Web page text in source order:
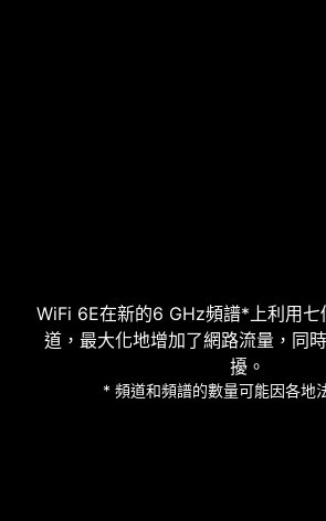
WiFi 6E在新的6 GHz頻譜*上利用
道，最大化地增加了網路流量，同
擾。
* 頻道和頻譜的數量可能因各地